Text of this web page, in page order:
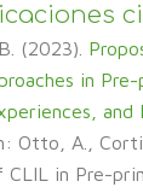
(2023).
in
and
Otto, A.,
CLIL in Pre-